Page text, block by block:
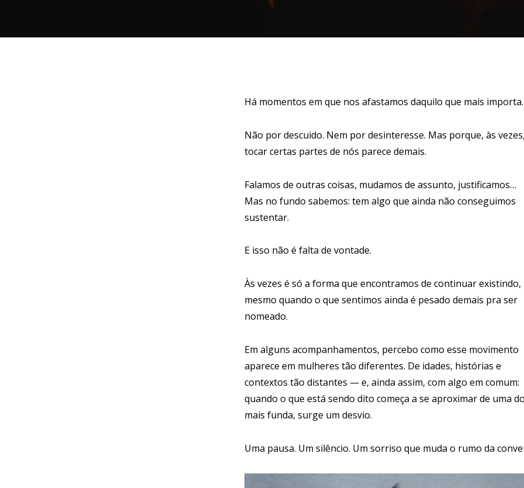
Há momentos em que nos afastamos daquilo que mais importa.
Não por descuido. Nem por desinteresse. Mas porque, às
tocar certas partes de nós parece demais.
Falamos de outras coisas, mudamos de assunto, justificamos…
Mas no fundo sabemos: tem algo que ainda não conseguimos
sustentar.
E isso não é falta de vontade.
Às vezes é só a forma que encontramos de continuar existindo,
mesmo quando o que sentimos ainda é pesado demais pra ser
nomeado.
Em alguns acompanhamentos, percebo como esse movimento
aparece em mulheres tão diferentes. De idades, histórias e
contextos tão distantes — e, ainda assim, com algo em comum:
quando o que está sendo dito começa a se aproximar de uma
mais funda, surge um desvio.
Uma pausa. Um silêncio. Um sorriso que muda o rumo da